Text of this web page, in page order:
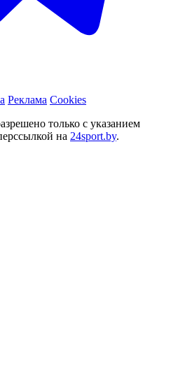
Реклама Cookies
только с указанием
на 24sport.by.